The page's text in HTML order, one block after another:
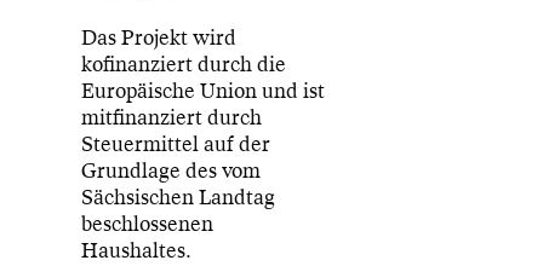
Das Projekt wird
kofinanziert durch die
Europäische Union und ist
mitfinanziert durch
Steuermittel auf der
Grundlage des vom
Sächsischen Landtag
beschlossenen
Haushaltes.